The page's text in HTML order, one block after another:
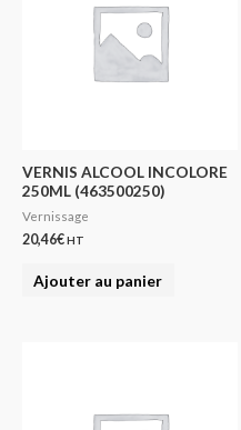
VERNIS ALCOOL INCOLORE
250ML (463500250)
Vernissage
20,46€HT
Ajouter au panier